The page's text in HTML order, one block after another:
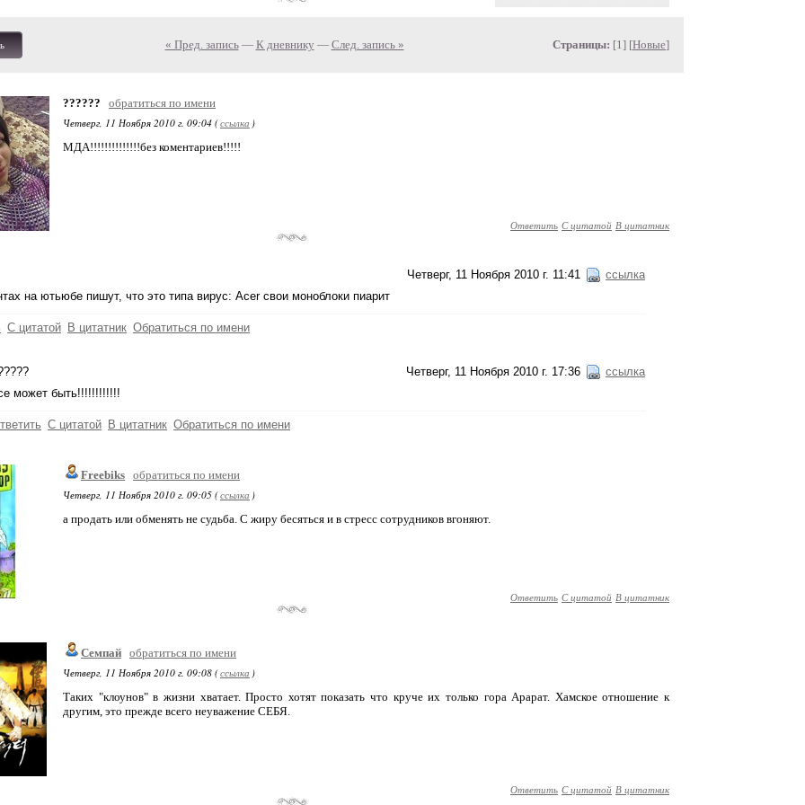
« Пред. запись— К дневнику — След. запись » Страницы: [1] [Новые]
??????
обратиться по имени
Четверг, 11 Ноября 2010 г. 09:04 (ссылка )
МДА!!!!!!!!!!!!!!без коментариев!!!!!
Ответить С цитатой В цитатник
Четверг, 11 Ноября 2010 г. 11:41
ссылка
на ютьюбе пишут, что это типа вирус: Acer свои моноблоки пиарит
С цитатой В цитатник Обратиться по имени
Четверг, 11 Ноября 2010 г. 17:36 ссылка
может быть!!!!!!!!!!!!
С цитатой В цитатник Обратиться по имени
Freebiks обратиться по имени
Четверг, 11 Ноября 2010 г. 09:05 (ссылка )
а продать или обменять не судьба. С жиру бесяться и в стресс сотрудников вгоняют.
Ответить С цитатой В цитатник
Семпай обратиться по имени
Четверг, 11 Ноября 2010 г. 09:08 (ссылка )
Таких "клоунов" в жизни хватает. Просто хотят показать что круче их только гора Арарат. Хамское отношение к
другим, это прежде всего неуважение СЕБЯ.
Ответить С цитатой В цитатник